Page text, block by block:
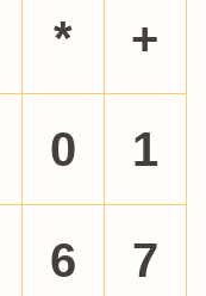
* +
0 1
6 7